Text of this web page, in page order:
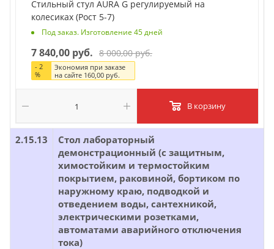
Стильный стул AURA G регулируемый на
колесиках (Рост 5-7)
Под заказ. Изготовление 45 дней
7 840,00 руб. 8 000,00 руб.
- 2
%
Экономия при заказе
на сайте 160,00 руб.
В корзину
2.15.13
Стол лабораторный
демонстрационный (с защитным,
химостойким и термостойким
покрытием, раковиной, бортиком по
наружному краю, подводкой и
отведением воды, сантехникой,
электрическими розетками,
автоматами аварийного отключения
тока)